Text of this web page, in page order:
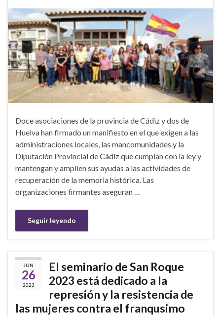
Doce asociaciones de la provincia de Cádiz y dos de
Huelva han firmado un manifiesto en el que exigen a las
administraciones locales, las mancomunidades y la
Diputación Provincial de Cádiz que cumplan con la ley y
mantengan y amplíen sus ayudas a las actividades de
recuperación de la memoria histórica. Las
organizaciones firmantes aseguran …
Seguir leyendo
JUN
26
2023
El seminario de San Roque
2023 está dedicado a la
represión y la resistencia de
las mujeres contra el franqusimo